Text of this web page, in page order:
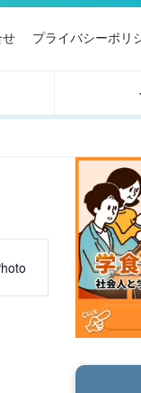
せ プライバシーポリ